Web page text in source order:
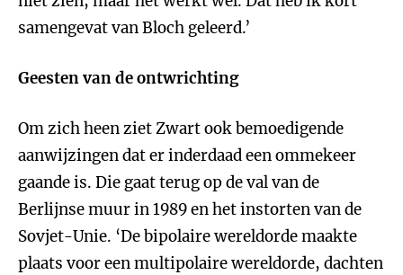
samengevat van Bloch geleerd.’
Geesten van de ontwrichting
Om zich heen ziet Zwart ook bemoedigende
aanwijzingen dat er inderdaad een ommekeer
gaande is. Die gaat terug op de val van de
Berlijnse muur in 1989 en het instorten van de
Sovjet-Unie. ‘De bipolaire wereldorde maakte
plaats voor een multipolaire wereldorde, dachten